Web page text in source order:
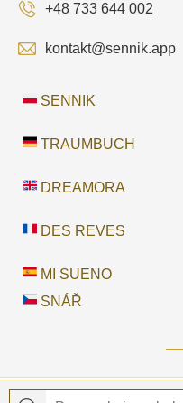
+48 733 644 002
kontakt@sennik.app
SENNIK
TRAUMBUCH
DREAMORA
DES REVES
MI SUENO
SNÁŘ